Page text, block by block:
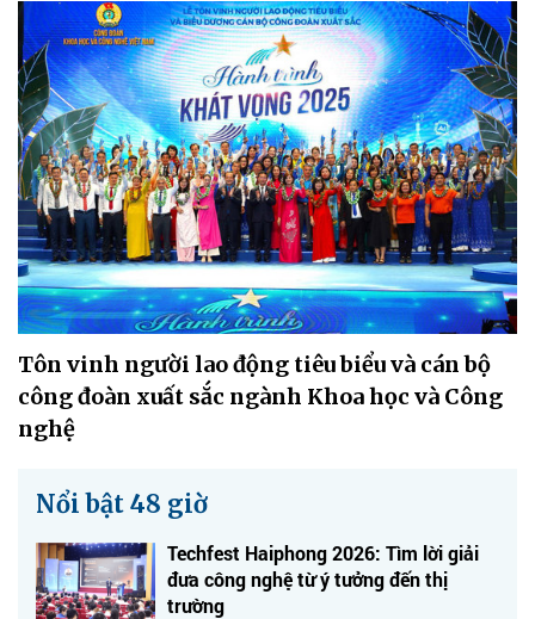
Tôn vinh người lao động tiêu biểu và cán bộ
công đoàn xuất sắc ngành Khoa học và Công
nghệ
Nổi bật 48 giờ
Techfest Haiphong 2026: Tìm lời giải
đưa công nghệ từ ý tưởng đến thị
trường